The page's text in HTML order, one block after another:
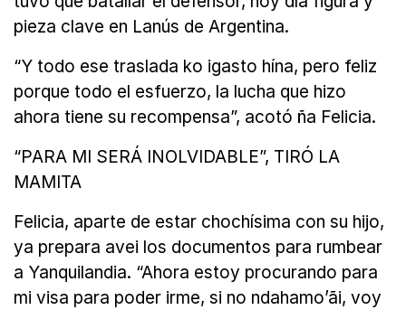
pieza clave en Lanús de Argentina.
“Y todo ese traslada ko igasto hína, pero feliz
porque todo el esfuerzo, la lucha que hizo
ahora tiene su recompensa”, acotó ña Felicia.
“PARA MI SERÁ INOLVIDABLE”, TIRÓ LA
MAMITA
Felicia, aparte de estar chochísima con su hijo,
ya prepara avei los documentos para rumbear
a Yanquilandia. “Ahora estoy procurando para
mi visa para poder irme, si no ndahamoʼãi, voy